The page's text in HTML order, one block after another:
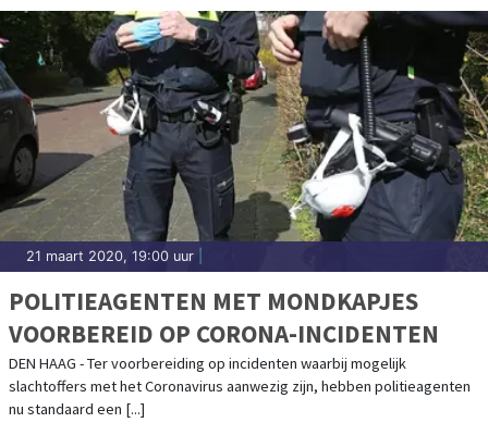
21 maart 2020, 19:00 uur
POLITIEAGENTEN MET MONDKAPJES
VOORBEREID OP CORONA-INCIDENTEN
DEN HAAG - Ter voorbereiding op incidenten waarbij mogelijk
slachtoffers met het Coronavirus aanwezig zijn, hebben politieagenten
nu standaard een [...]